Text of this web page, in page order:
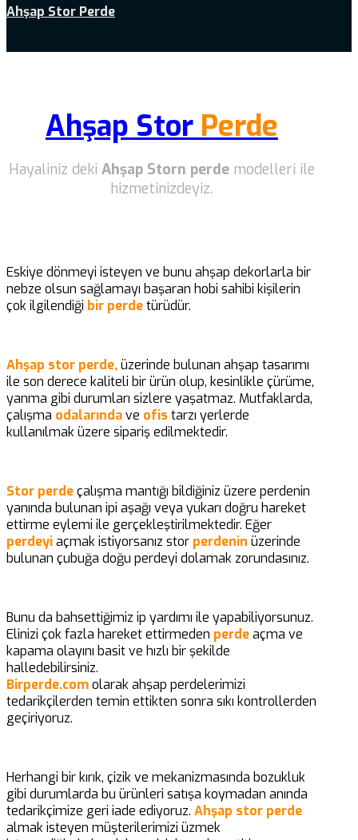
Ahşap Stor Perde
Ahşap Stor Perde
Hayaliniz deki Ahşap Storn perdemodelleri ile
hizmetinizdeyiz.
Eskiye dönmeyi isteyen ve bunu ahşap dekorlarla bir
nebze olsun sağlamayı başaran hobi sahibi kişilerin
çok ilgilendiği bir perdetürüdür.
Ahşap stor perde,üzerinde bulunan ahşap tasarımı
ile son derece kaliteli bir ürün olup, kesinlikle çürüme,
yanma gibi durumları sizlere yaşatmaz. Mutfaklarda,
çalışma odalarındave ofis tarzı yerlerde
kullanılmak üzere sipariş edilmektedir.
Stor perdeçalışma mantığı bildiğiniz üzere perdenin
yanında bulunan ipi aşağı veya yukarı doğru hareket
ettirme eylemi ile gerçekleştirilmektedir. Eğer
perdeyiaçmak istiyorsanız stor perdenin üzerinde
bulunan çubuğa doğu perdeyi dolamak zorundasınız.
Bunu da bahsettiğimiz ip yardımı ile yapabiliyorsunuz.
Elinizi çok fazla hareket ettirmeden perdeaçma ve
kapama olayını basit ve hızlı bir şekilde
halledebilirsiniz.
Birperde.comolarak ahşap perdelerimizi
tedarikçilerden temin ettikten sonra sıkı kontrollerden
geçiriyoruz.
Herhangi bir kırık, çizik ve mekanizmasında bozukluk
gibi durumlarda bu ürünleri satışa koymadan anında
tedarikçimize geri iade ediyoruz. Ahşap stor perde
almak isteyen müşterilerimizi üzmek